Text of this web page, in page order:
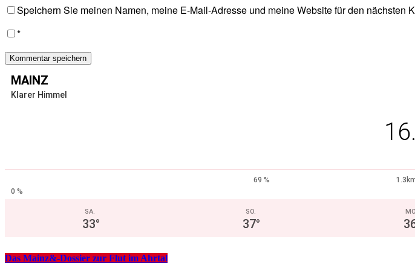
Speichern Sie meinen Namen, meine E-Mail-Adresse und meine Website für den nächsten
*
MAINZ
Klarer Himmel
69 %
0 %
SA.
33°
SO.
37°
Das Mainz&-Dossier zur Flut im Ahrtal